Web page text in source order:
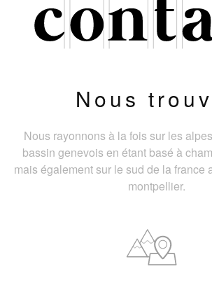
Nous
Nous rayonnons à la fois sur les
bassin genevois en étant basé à
mais également sur le sud de la france
montpellier.